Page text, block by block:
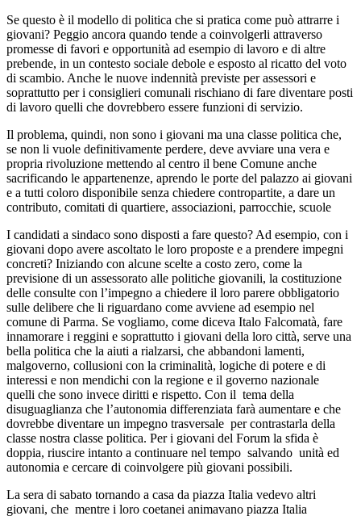
Se questo è il modello di politica che si pratica come può attrarre i
giovani? Peggio ancora quando tende a coinvolgerli attraverso
promesse di favori e opportunità ad esempio di lavoro e di altre
prebende, in un contesto sociale debole e esposto al ricatto del voto
di scambio. Anche le nuove indennità previste per assessori e
soprattutto per i consiglieri comunali rischiano di fare diventare posti
di lavoro quelli che dovrebbero essere funzioni di servizio.
Il problema, quindi, non sono i giovani ma una classe politica che,
se non li vuole definitivamente perdere, deve avviare una vera e
propria rivoluzione mettendo al centro il bene Comune anche
sacrificando le appartenenze, aprendo le porte del palazzo ai giovani
e a tutti coloro disponibile senza chiedere contropartite, a dare un
contributo, comitati di quartiere, associazioni, parrocchie, scuole
I candidati a sindaco sono disposti a fare questo? Ad esempio, con i
giovani dopo avere ascoltato le loro proposte e a prendere impegni
concreti? Iniziando con alcune scelte a costo zero, come la
previsione di un assessorato alle politiche giovanili, la costituzione
delle consulte con l’impegno a chiedere il loro parere obbligatorio
sulle delibere che li riguardano come avviene ad esempio nel
comune di Parma. Se vogliamo, come diceva Italo Falcomatà, fare
innamorare i reggini e soprattutto i giovani della loro città, serve una
bella politica che la aiuti a rialzarsi, che abbandoni lamenti,
malgoverno, collusioni con la criminalità, logiche di potere e di
interessi e non mendichi con la regione e il governo nazionale
quelli che sono invece diritti e rispetto. Con il tema della
disuguaglianza che l’autonomia differenziata farà aumentare e che
dovrebbe diventare un impegno trasversale per contrastarla della
classe nostra classe politica. Per i giovani del Forum la sfida è
doppia, riuscire intanto a continuare nel tempo salvando unità ed
autonomia e cercare di coinvolgere più giovani possibili.
La sera di sabato tornando a casa da piazza Italia vedevo altri
giovani, che mentre i loro coetanei animavano piazza Italia